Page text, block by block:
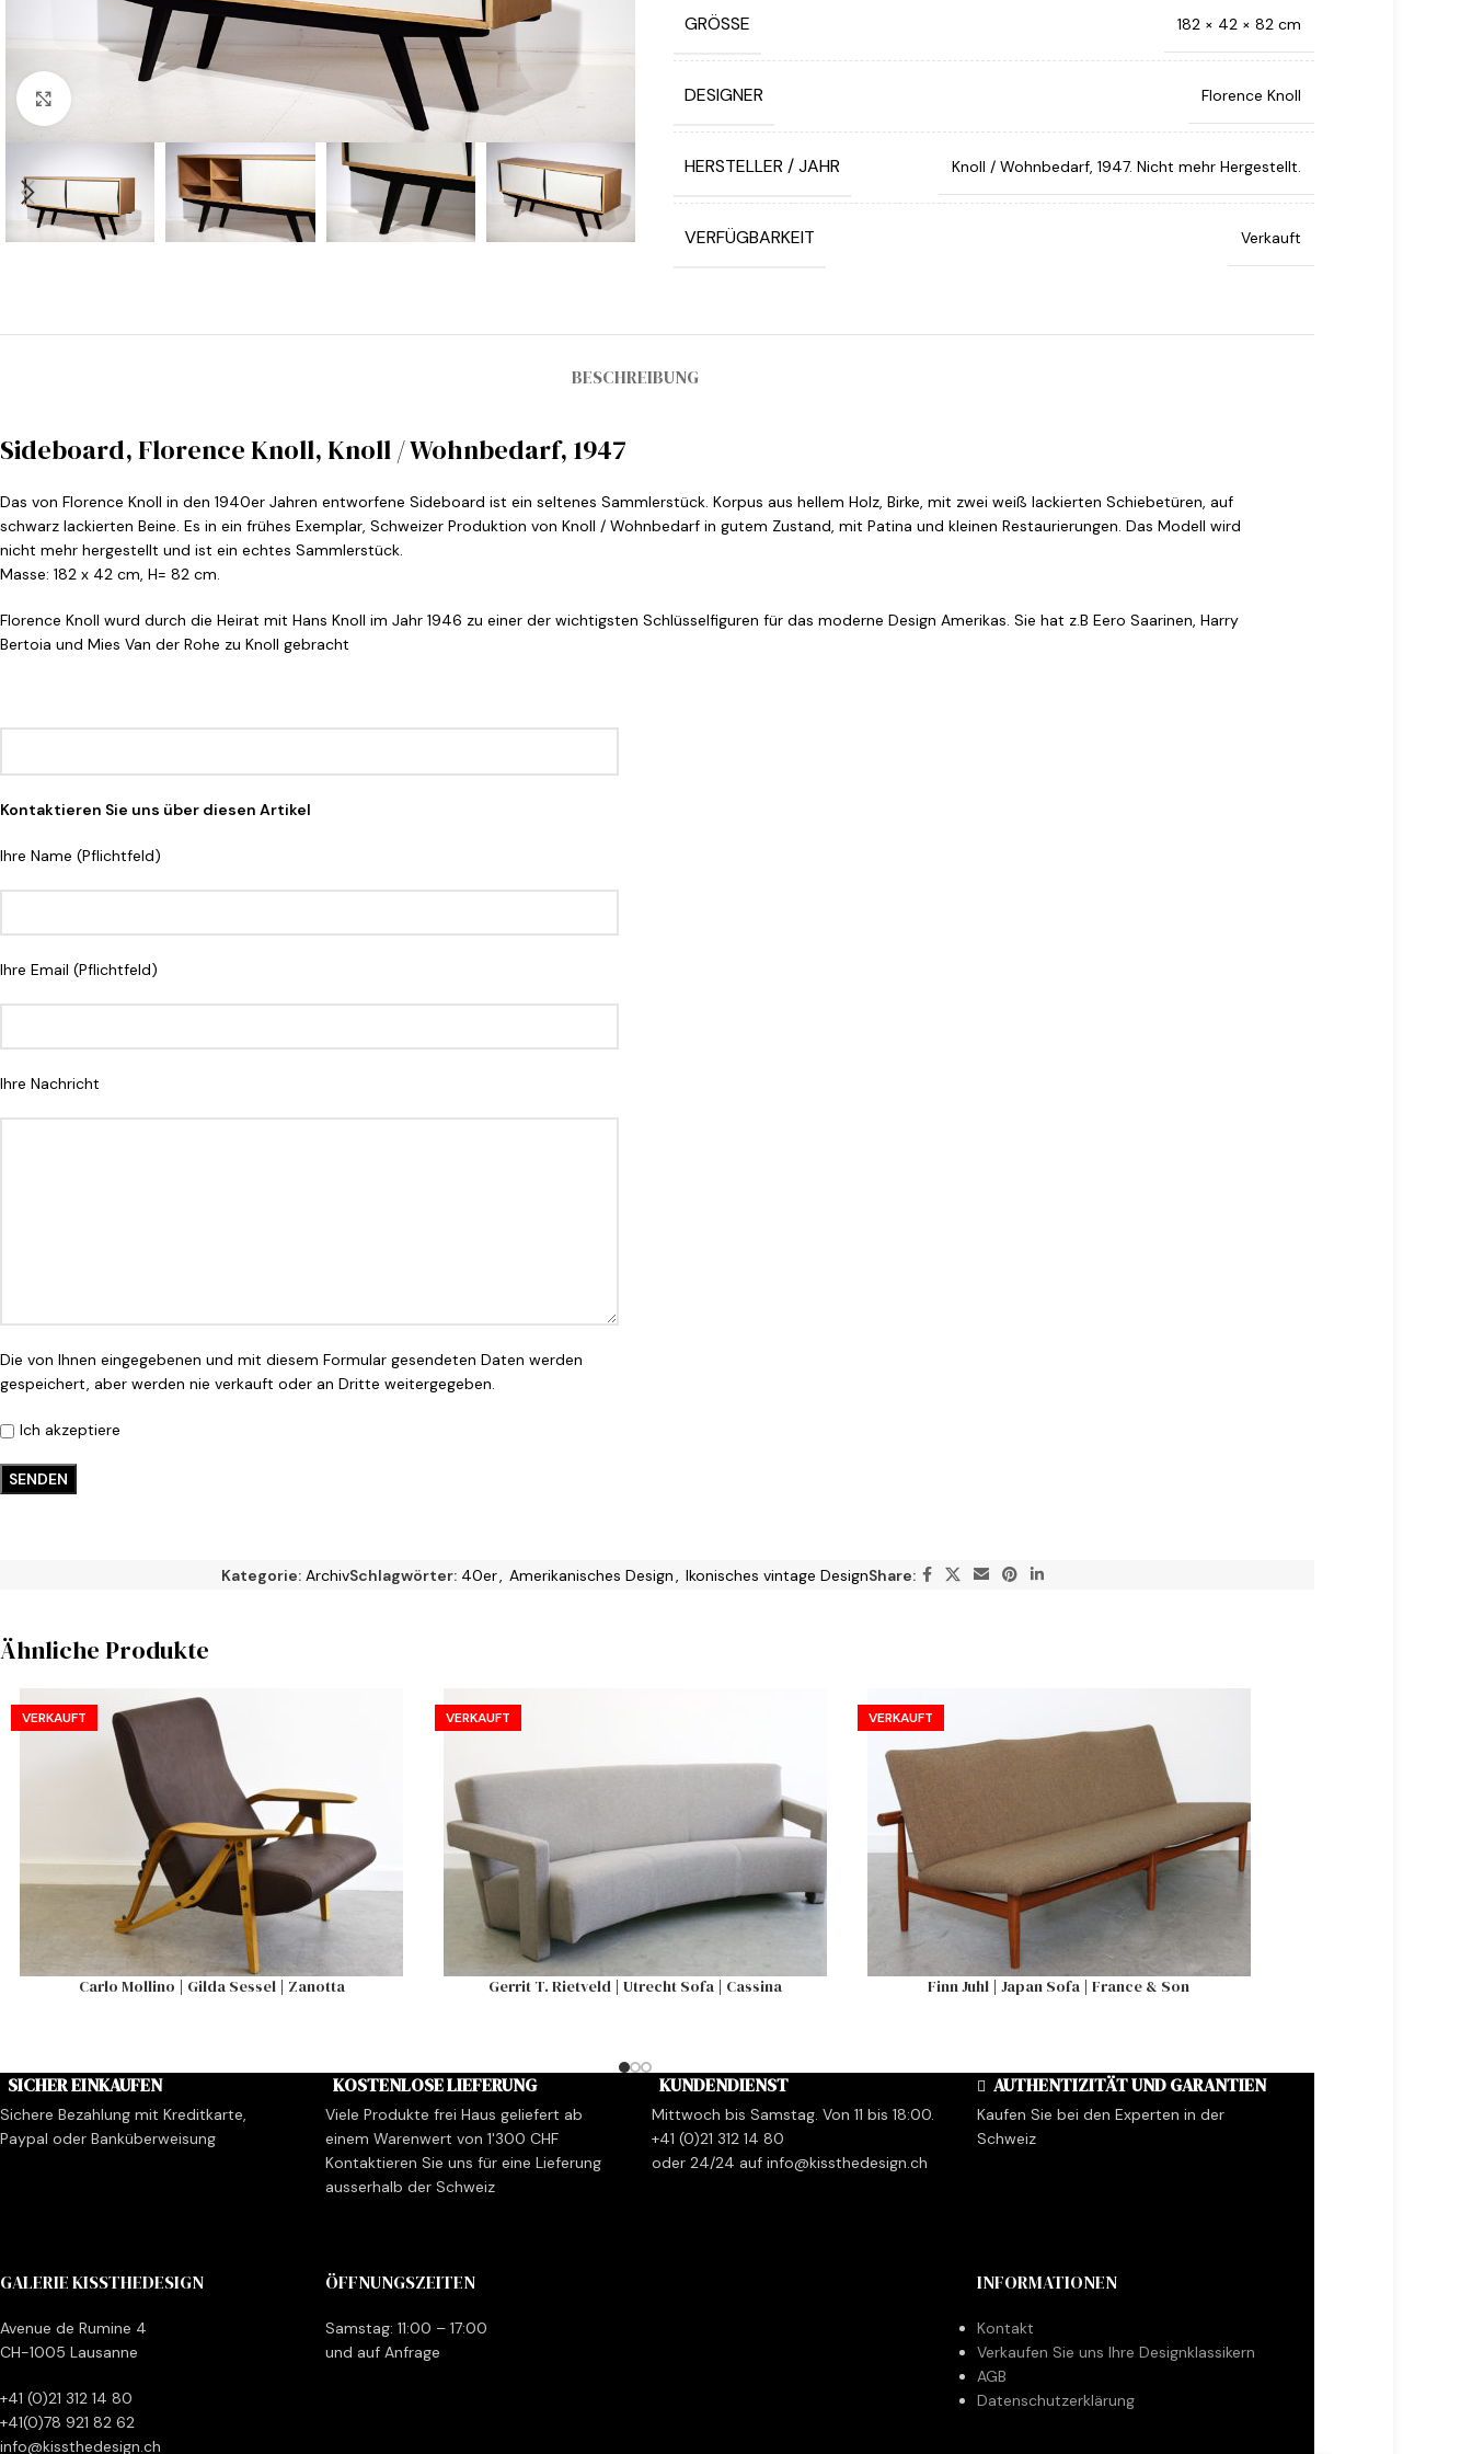
GRÖSSE 182 × 42 × 82 cm
DESIGNER Florence Knoll
HERSTELLER / JAHR Knoll / Wohnbedarf, 1947. Nicht mehr Hergestellt.
VERFÜGBARKEIT Verkauft
BESCHREIBUNG
Sideboard, Florence Knoll, Knoll / Wohnbedarf, 1947
Das von Florence Knoll in den 1940er Jahren entworfene Sideboard ist ein seltenes Sammlerstück. Korpus aus hellem Holz, Birke, mit zwei weiß lackierten Schiebetüren, auf
schwarz lackierten Beine. Es in ein frühes Exemplar, Schweizer Produktion von Knoll / Wohnbedarf in gutem Zustand, mit Patina und kleinen Restaurierungen. Das Modell wird
nicht mehr hergestellt und ist ein echtes Sammlerstück.
Masse: 182 x 42 cm, H= 82 cm.
Florence Knoll wurd durch die Heirat mit Hans Knoll im Jahr 1946 zu einer der wichtigsten Schlüsselfiguren für das moderne Design Amerikas. Sie hat z.B Eero Saarinen, Harry
Bertoia und Mies Van der Rohe zu Knoll gebracht
Kontaktieren Sie uns über diesen Artikel
Ihre Name (Pflichtfeld)
Ihre Email (Pflichtfeld)
Ihre Nachricht
Die von Ihnen eingegebenen und mit diesem Formular gesendeten Daten werden
gespeichert, aber werden nie verkauft oder an Dritte weitergegeben.
Ich akzeptiere
Kategorie: ArchivSchlagwörter: 40er Amerikanisches Design Ikonisches vintage DesignShare:
Ähnliche Produkte
VERKAUFT
Carlo Mollino | Gilda Sessel | Zanotta
VERKAUFT
Gerrit T. Rietveld | Utrecht Sofa | Cassina
VERKAUFT
Finn Juhl | Japan Sofa | France & Son
SICHER EINKAUFEN
Sichere Bezahlung mit Kreditkarte,
Paypal oder Banküberweisung
KOSTENLOSE LIEFERUNG
Viele Produkte frei Haus geliefert ab
einem Warenwert von 1'300 CHF
Kontaktieren Sie uns für eine Lieferung
ausserhalb der Schweiz
KUNDENDIENST
Mittwoch bis Samstag. Von 11 bis 18:00.
+41 (0)21 312 14 80
oder 24/24 auf info@kissthedesign.ch
AUTHENTIZITÄT UND GARANTIEN
Kaufen Sie bei den Experten in der
Schweiz
GALERIE KISSTHEDESIGN
Avenue de Rumine 4
CH-1005 Lausanne
+41 (0)21 312 14 80
+41(0)78 921 82 62
info@kissthedesign.ch
ÖFFNUNGSZEITEN
Samstag: 11:00 – 17:00
und auf Anfrage
INFORMATIONEN
Kontakt
Verkaufen Sie uns Ihre Designklassikern
AGB
Datenschutzerklärung